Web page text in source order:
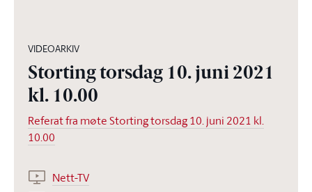
VIDEOARKIV
Storting torsdag 10. juni 2021
kl. 10.00
Referat fra møte Storting torsdag 10. juni 2021 kl.
10.00
Nett-TV